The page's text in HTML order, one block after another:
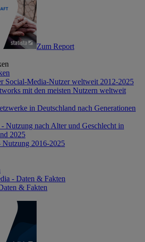
Zum Report
Social-Media-Nutzer weltweit 2012-2025
mit den meisten Nutzern weltweit
in Deutschland nach Generationen
- Nutzung nach Alter und Geschlecht in
2025
Nutzung 2016-2025
- Daten & Fakten
& Fakten